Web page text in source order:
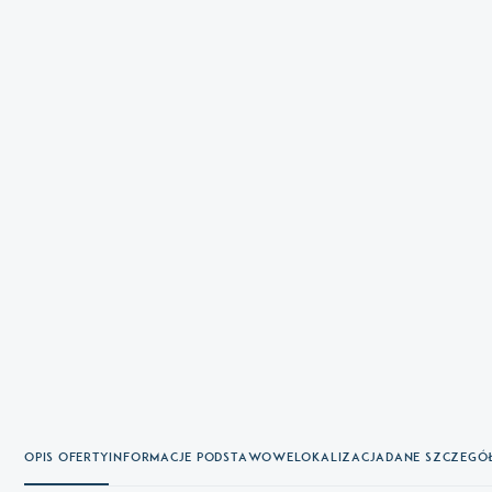
Opis ofertyInformacje podstawoweLokalizacjaDane